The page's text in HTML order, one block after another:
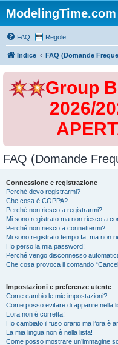
ModelingTime.com
FAQ Regole
Indice FAQ (Domande
Group
2026/
FAQ (Domande
Connessione e registrazione
Perché devo registrarmi?
Che cosa è COPPA?
Perché non riesco a registrarmi?
Mi sono registrato ma non riesco a
Perché non riesco a connettermi?
Mi sono registrato tempo fa, ma non
Ho perso la mia password!
Perché vengo disconnesso
Che cosa provoca il comando
Impostazioni e preferenze utente
Come cambio le mie impostazioni?
Come posso evitare di apparire nella
L’ora non è corretta!
Ho cambiato il fuso orario ma l’ora è
La mia lingua non è nella lista!
Come posso mostrare un’immagine